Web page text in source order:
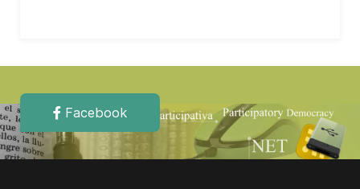
Facebook